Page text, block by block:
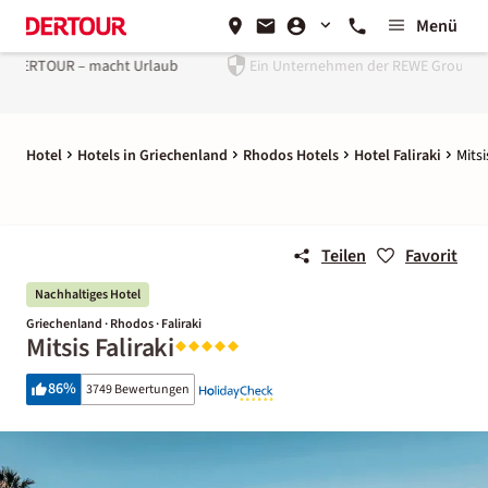
Menü
Ein Unternehmen der REWE Group
Hotel Hotels in Griechenland Rhodos Hotels Hotel Faliraki
Teilen Favorit
Nachhaltiges Hotel
Griechenland · Rhodos · Faliraki
Mitsis Faliraki
86% 3749 Bewertungen